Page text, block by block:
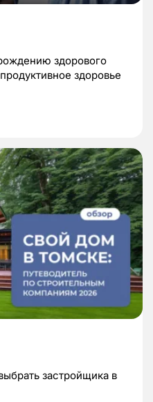
здорового
здоровье
застройщика в